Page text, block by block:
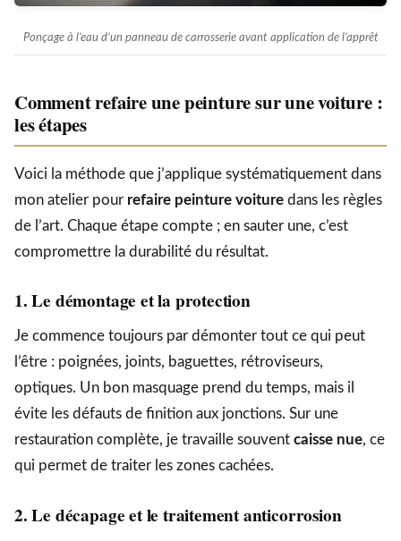
Ponçage à l’eau d’un panneau de carrosserie avant application de l’apprêt
Comment refaire une peinture sur une voiture :
les étapes
Voici la méthode que j’applique systématiquement dans
mon atelier pour refaire peinture voiture dans les règles
de l’art. Chaque étape compte ; en sauter une, c’est
compromettre la durabilité du résultat.
1. Le démontage et la protection
Je commence toujours par démonter tout ce qui peut
l’être : poignées, joints, baguettes, rétroviseurs,
optiques. Un bon masquage prend du temps, mais il
évite les défauts de finition aux jonctions. Sur une
restauration complète, je travaille souvent caisse nue, ce
qui permet de traiter les zones cachées.
2. Le décapage et le traitement anticorrosion